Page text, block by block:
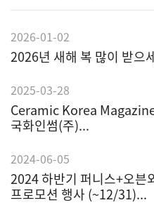
2026-01-02
2026년 새해 복 많이 받으
2025-03-28
Ceramic Korea
국화인썸(주)...
2024-06-05
2024 하반기 퍼니스+오븐
프로모션 행사 (~12/31)...